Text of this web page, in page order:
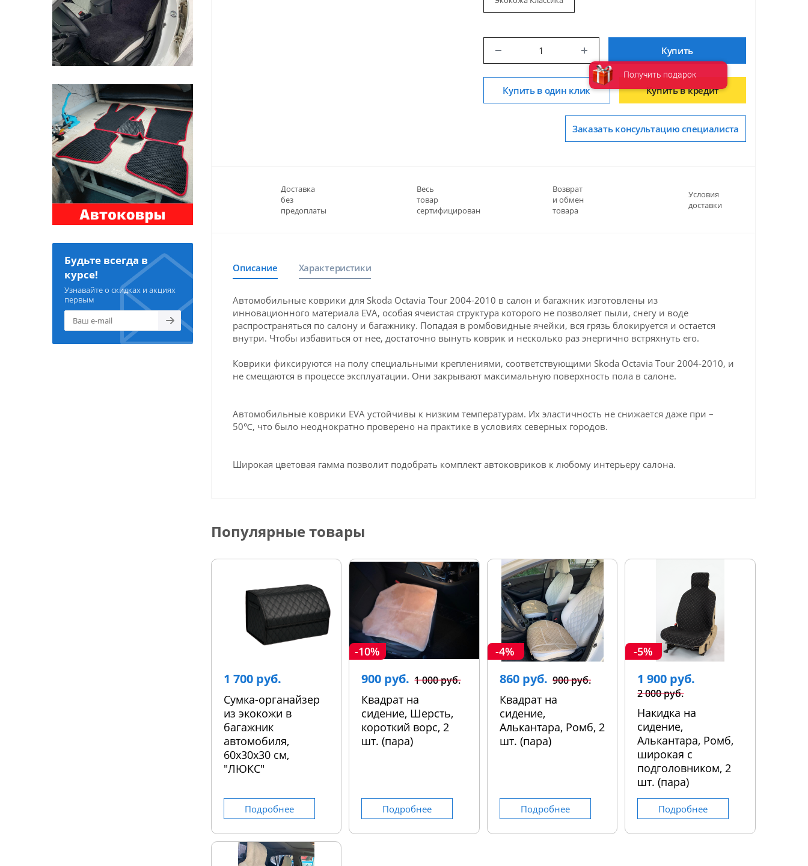
Будьте всегда в
курсе!
Узнавайте о скидках и акциях
первым
Купить
Купить в один клик Купить в кредит
Заказать консультацию специалиста
Доставка
без
предоплаты
Весь
товар
сертифицирован
Возврат
и обмен
товара
Условия
доставки
Описание Характеристики
Автомобильные коврики для Skoda Octavia Tour 2004-2010 в салон и багажник изготовлены из
инновационного материала EVA, особая ячеистая структура которого не позволяет пыли, снегу и воде
распространяться по салону и багажнику. Попадая в ромбовидные ячейки, вся грязь блокируется и остается
внутри. Чтобы избавиться от нее, достаточно вынуть коврик и несколько раз энергично встряхнуть его.
Коврики фиксируются на полу специальными креплениями, соответствующими Skoda Octavia Tour 2004-2010, и
не смещаются в процессе эксплуатации. Они закрывают максимальную поверхность пола в салоне.
Автомобильные коврики EVA устойчивы к низким температурам. Их эластичность не снижается даже при –
50℃, что было неоднократно проверено на практике в условиях северных городов.
Широкая цветовая гамма позволит подобрать комплект автоковриков к любому интерьеру салона.
Популярные товары
1 700 руб.
Сумка-органайзер
из экокожи в
багажник
автомобиля,
60х30х30 см,
"ЛЮКС"
Подробнее
-10%
900 руб. 1 000 руб.
Квадрат на
сидение, Шерсть,
короткий ворс, 2
шт. (пара)
Подробнее
-4%
860 руб. 900 руб.
Квадрат на
сидение,
Алькантара, Ромб, 2
шт. (пара)
Подробнее
-5%
1 900 руб.
2 000 руб.
Накидка на
сидение,
Алькантара, Ромб,
широкая с
подголовником, 2
шт. (пара)
Подробнее
Получить подарок